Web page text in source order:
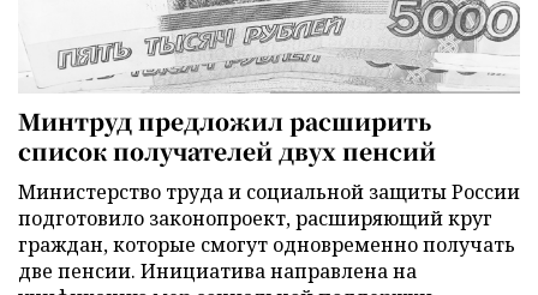
Минтруд предложил расширить
список получателей двух пенсий
Министерство труда и социальной защиты России
подготовило законопроект, расширяющий круг
граждан, которые смогут одновременно получать
две пенсии. Инициатива направлена на